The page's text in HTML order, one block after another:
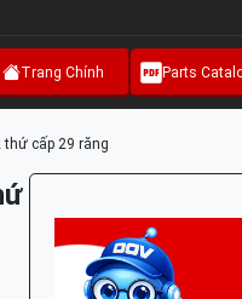
Trang Chính Parts
thứ cấp 29 răng